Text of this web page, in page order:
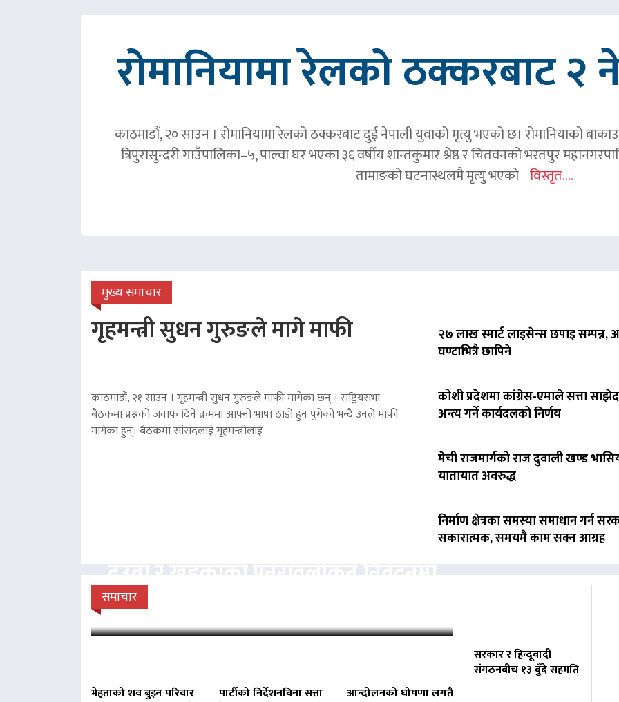
रोमानियामा रेलको ठक्करबाट २
काठमाडौं, २० साउन । रोमानियामा रेलको ठक्करबाट दुई नेपाली युवाको मृत्यु भएको छ। रोमानियाको
त्रिपुरासुन्दरी गाउँपालिका–५, पाल्वा घर भएका ३६ वर्षीय शान्तकुमार श्रेष्ठ र चितवनको भरतपुर
तामाङको घटनास्थलमै मृत्यु भएको विस्तृत....
मुख्य समाचार
गृहमन्त्री सुधन गुरुङले मागे माफी
काठमाडौं, २१ साउन । गृहमन्त्री सुधन गुरुङले माफी मागेका छन् । राष्ट्रियसभा
बैठकमा प्रश्नको जवाफ दिने क्रममा आफ्नो भाषा ठाडो हुन पुगेको भन्दै उनले माफी
मागेका हुन्। बैठकमा सांसदलाई गृहमन्त्रीलाई
२७ लाख स्मार्ट लाइसेन्स छपाइ सम्पन्न,
घण्टाभित्रै छापिने
कोशी प्रदेशमा कांग्रेस-एमाले सत्ता
अन्त्य गर्ने कार्यदलको निर्णय
मेची राजमार्गको राज दुवाली खण्ड
यातायात अवरुद्ध
निर्माण क्षेत्रका समस्या समाधान गर्न
सकारात्मक, समयमै काम सक्न आग्रह
समाचार
मेहताको शव बुझ्न परिवार
पार्टीको निर्देशनबिना सत्ता
आन्दोलनको घोषणा लगतै
सरकार र हिन्दूवादी
संगठनबीच १३ बुँदे सहमति